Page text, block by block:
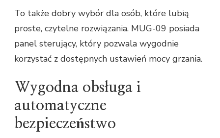
To także dobry wybór dla osób, które lubią
proste, czytelne rozwiązania. MUG-09 posiada
panel sterujący, który pozwala wygodnie
korzystać z dostępnych ustawień mocy grzania.
Wygodna obsługa i
automatyczne
bezpieczeństwo